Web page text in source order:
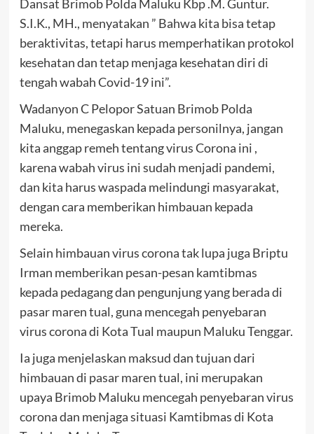
Dansat Brimob Polda Maluku Kbp .M. Guntur.
S.I.K., MH., menyatakan ” Bahwa kita bisa tetap
beraktivitas, tetapi harus memperhatikan protokol
kesehatan dan tetap menjaga kesehatan diri di
tengah wabah Covid-19 ini”.
Wadanyon C Pelopor Satuan Brimob Polda
Maluku, menegaskan kepada personilnya, jangan
kita anggap remeh tentang virus Corona ini ,
karena wabah virus ini sudah menjadi pandemi,
dan kita harus waspada melindungi masyarakat,
dengan cara memberikan himbauan kepada
mereka.
Selain himbauan virus corona tak lupa juga Briptu
Irman memberikan pesan-pesan kamtibmas
kepada pedagang dan pengunjung yang berada di
pasar maren tual, guna mencegah penyebaran
virus corona di Kota Tual maupun Maluku Tenggar.
Ia juga menjelaskan maksud dan tujuan dari
himbauan di pasar maren tual, ini merupakan
upaya Brimob Maluku mencegah penyebaran virus
corona dan menjaga situasi Kamtibmas di Kota